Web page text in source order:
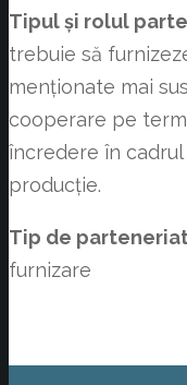
Tipul și rolul
trebuie să
menționate mai
cooperare pe
încredere în
producție.
Tip de
furnizare